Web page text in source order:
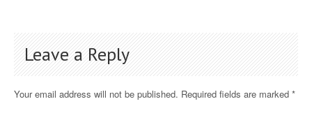
Leave a Reply
Your email address will not be published. Required fields are marked *